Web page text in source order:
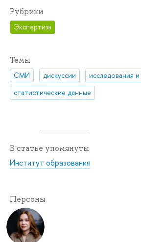
Рубрики
Экспертиза
Темы
СМИ дискуссии
исследования
статистические данные
В статье упомянуты
Институт образования
Персоны